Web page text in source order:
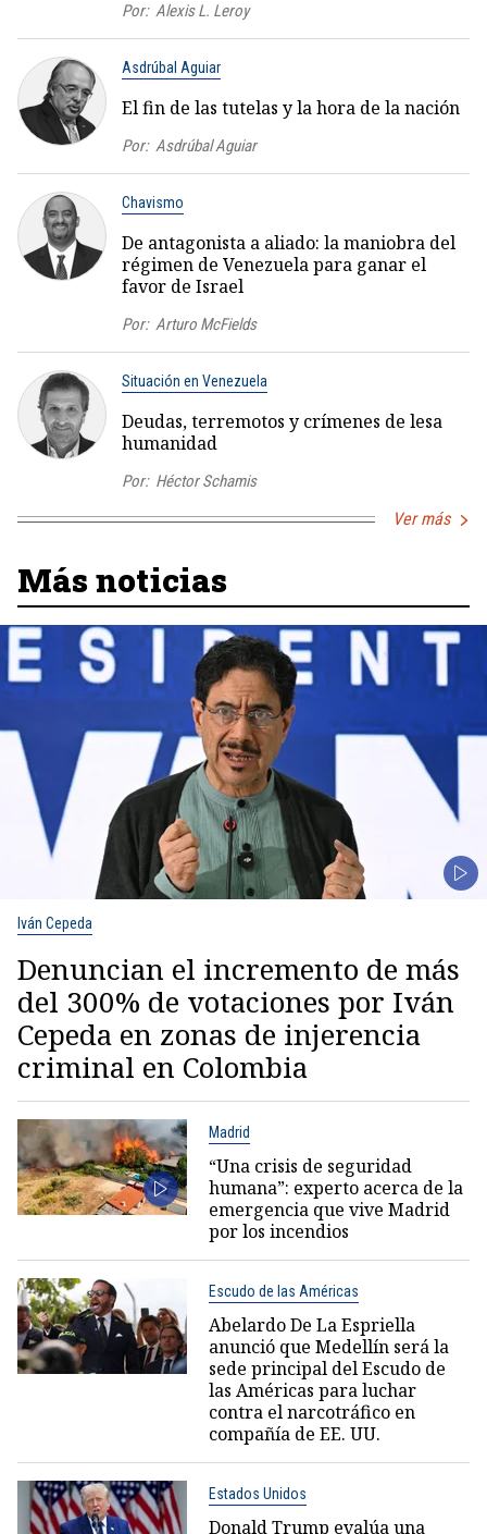
Por: Alexis L. Leroy
Asdrúbal Aguiar
El fin de las tutelas y la hora de la nación
Por: Asdrúbal Aguiar
Chavismo
De antagonista a aliado: la maniobra del
régimen de Venezuela para ganar el
favor de Israel
Por: Arturo McFields
Situación en Venezuela
Deudas, terremotos y crímenes de lesa
humanidad
Por: Héctor Schamis
Ver más
Más noticias
Iván Cepeda
Denuncian el incremento de más
del 300% de votaciones por Iván
Cepeda en zonas de injerencia
criminal en Colombia
Madrid
“Una crisis de seguridad
humana”: experto acerca de la
emergencia que vive Madrid
por los incendios
Escudo de las Américas
Abelardo De La Espriella
anunció que Medellín será la
sede principal del Escudo de
las Américas para luchar
contra el narcotráfico en
compañía de EE. UU.
Estados Unidos
Donald Trump evalúa una